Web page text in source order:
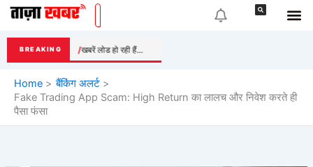
Skip
content
BREAKING खबरें लोड हो रही हैं...
Home
बैंकिंग अलर्ट
Fake Trading App Scam: High Return का लालच और निवेश करते ही
पैसा फंसा